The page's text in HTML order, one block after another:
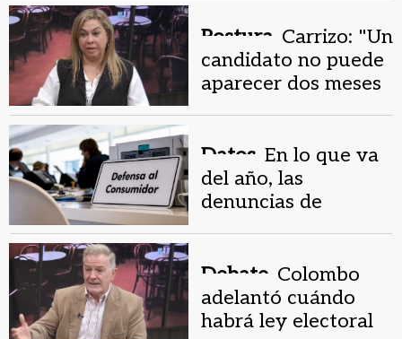
Postura. Carrizo: "Un
candidato no puede
aparecer dos meses
Datos. En lo que va
del año, las
denuncias de
de 2025
Debate. Colombo
adelantó cuándo
habrá ley electoral